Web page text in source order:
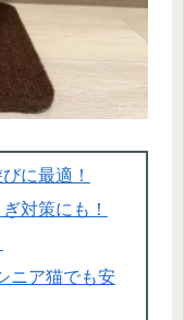
に最適！
対策にも！
ニア猫でも安